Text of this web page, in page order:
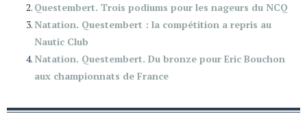
Questembert. Trois podiums pour les nageurs du NCQ
Natation. Questembert : la compétition a repris au
Nautic Club
Natation. Questembert. Du bronze pour Eric Bouchon
aux championnats de France